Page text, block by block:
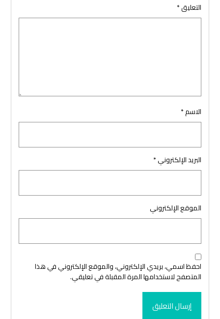
التعليق*
الاسم*
البريد الإلكتروني*
الموقع الإلكتروني
احفظ اسمي، بريدي الإلكتروني، والموقع الإلكتروني في هذا
المتصفح لاستخدامها المرة المقبلة في تعليقي.
إرسال التعليق